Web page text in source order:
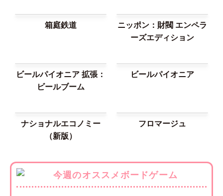
箱庭鉄道
ニッポン：財閥 エンペラ
ーズエディション
ビールパイオニア 拡張：
ビールブーム
ビールパイオニア
ナショナルエコノミー
（新版）
フロマージュ